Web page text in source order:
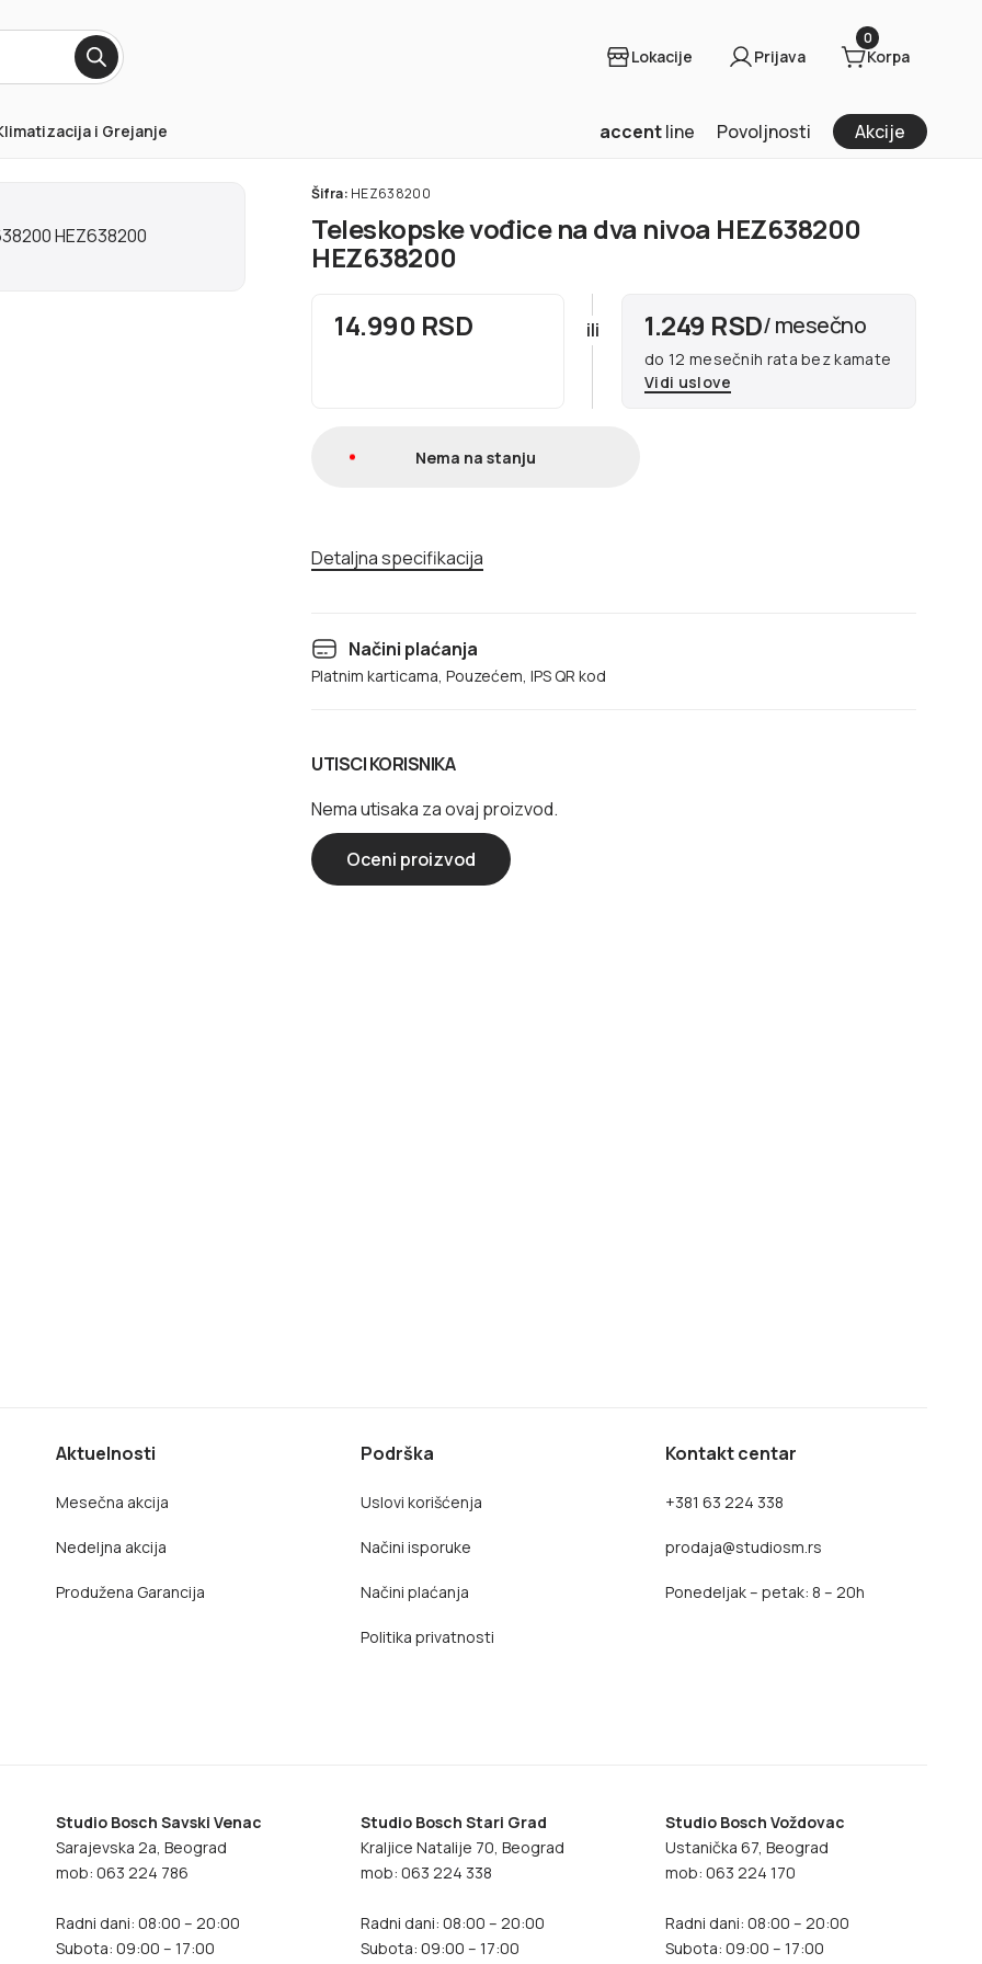
Lokacije Prijava
0
Korpa
i Grejanje accentline Povoljnosti Akcije
Šifra: HEZ638200
Teleskopske vođice na dva nivoa HEZ638200
HEZ638200
14.990 RSD
ili 1.249 RSD/ mesečno
do 12 mesečnih rata bez kamate
Vidi uslove
Nema na stanju
Detaljna specifikacija
Načini plaćanja
Platnim karticama, Pouzećem, IPS QR kod
UTISCI KORISNIKA
Nema utisaka za ovaj proizvod.
Oceni proizvod
Aktuelnosti
Mesečna akcija
Nedeljna akcija
Produžena Garancija
Podrška
Uslovi korišćenja
Načini isporuke
Načini plaćanja
Politika privatnosti
Kontakt centar
+381 63 224 338
prodaja@studiosm.rs
Ponedeljak – petak: 8 – 20h
Studio Bosch Savski Venac
Sarajevska 2a, Beograd
mob: 063 224 786
Radni dani: 08:00 – 20:00
Subota: 09:00 – 17:00
Studio Bosch Stari Grad
Kraljice Natalije 70, Beograd
mob: 063 224 338
Radni dani: 08:00 – 20:00
Subota: 09:00 – 17:00
Studio Bosch Voždovac
Ustanička 67, Beograd
mob: 063 224 170
Radni dani: 08:00 – 20:00
Subota: 09:00 – 17:00